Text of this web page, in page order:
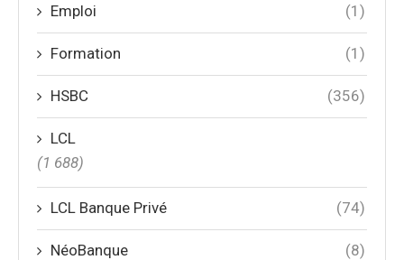
Emploi (1)
Formation (1)
HSBC (356)
LCL
(1 688)
LCL Banque Privé (74)
NéoBanque (8)